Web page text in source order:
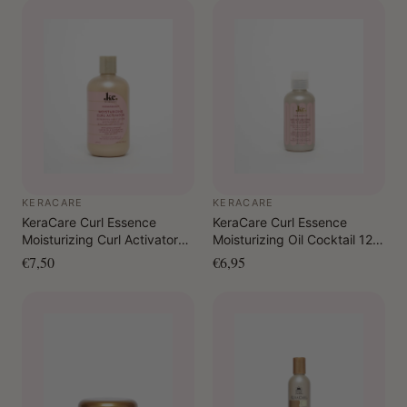
KERACARE
KeraCare Curl Essence
Moisturizing Curl Activator
355 ml
€7,50
KERACARE
KeraCare Curl Essence
Moisturizing Oil Cocktail 120
ml
€6,95